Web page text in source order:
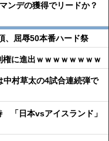
ンデの獲得でリードか？
、屈辱50本番ハード祭
権に進出ｗｗｗｗｗｗｗｗ
中村草太の4試合連続弾で
「日本vsアイスランド」